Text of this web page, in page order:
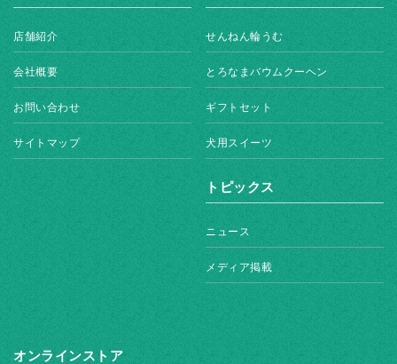
店舗紹介
会社概要
お問い合わせ
サイトマップ
せんねん輪うむ
とろなまバウムクーヘン
ギフトセット
犬用スイーツ
トピックス
ニュース
メディア掲載
オンラインストア